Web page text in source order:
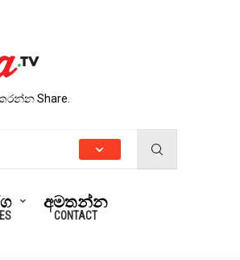
Share.
අමතන්න
CONTACT